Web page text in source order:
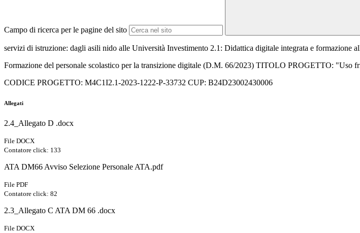
Campo di ricerca per le pagine del sito
servizi di istruzione: dagli asili nido alle Università Investimento 2.1: Didattica digitale integrata e formazione
Formazione del personale scolastico per la transizione digitale (D.M. 66/2023) TITOLO PROGETTO: "Uso
CODICE PROGETTO: M4C1I2.1-2023-1222-P-33732 CUP: B24D23002430006
Allegati
2.4_Allegato D .docx
File DOCX
Contatore click: 133
ATA DM66 Avviso Selezione Personale ATA.pdf
File PDF
Contatore click: 82
2.3_Allegato C ATA DM 66 .docx
File DOCX